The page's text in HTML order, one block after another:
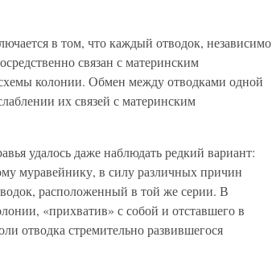
в том, что каждый отводок, независимо
связан с материнским
колонии. Обмен между отводками одной
их связей с материнским
удалось даже наблюдать редкий вариант:
муравейнику, в силу различных причин
расположенный в той же серии. В
«прихватив» с собой и отставшего в
отводка стремительно развившегося